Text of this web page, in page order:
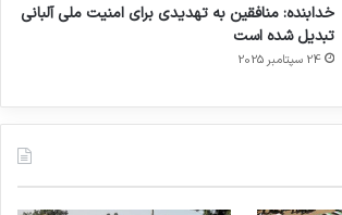
خدابنده: منافقین به تهدیدی برای امنیت ملی آلبانی
تبدیل شده است
24 سپتامبر 2025